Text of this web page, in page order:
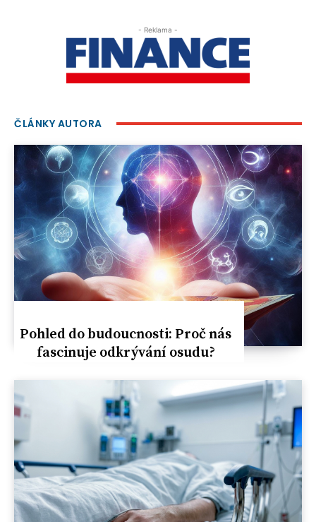
- Reklama -
ČLÁNKY AUTORA
Pohled do budoucnosti: Proč nás
fascinuje odkrývání osudu?